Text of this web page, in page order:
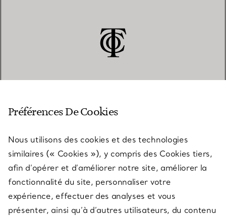
SERVICES
À PROPOS
Préférences De Cookies
Nous utilisons des cookies et des technologies
similaires (« Cookies »), y compris des Cookies tiers,
afin d’opérer et d’améliorer notre site, améliorer la
fonctionnalité du site, personnaliser votre
expérience, effectuer des analyses et vous
présenter, ainsi qu’à d’autres utilisateurs, du contenu